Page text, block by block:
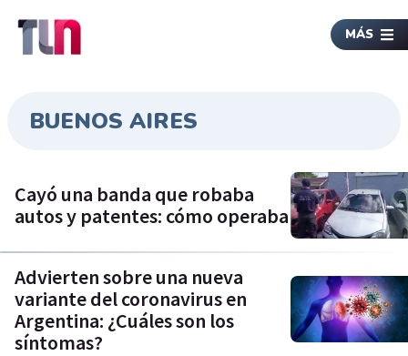
MÁS
BUENOS AIRES
Cayó una banda que robaba
autos y patentes: cómo operaba
Advierten sobre una nueva
variante del coronavirus en
Argentina: ¿Cuáles son los
síntomas?